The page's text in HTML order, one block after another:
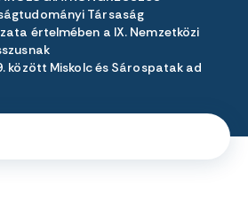
Társaság
értelmében a IX. Nemzetközi
között Miskolc és Sárospatak ad